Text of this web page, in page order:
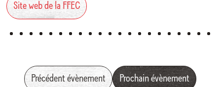
Site web de la FFEC
Précédent évènement Prochain évènement